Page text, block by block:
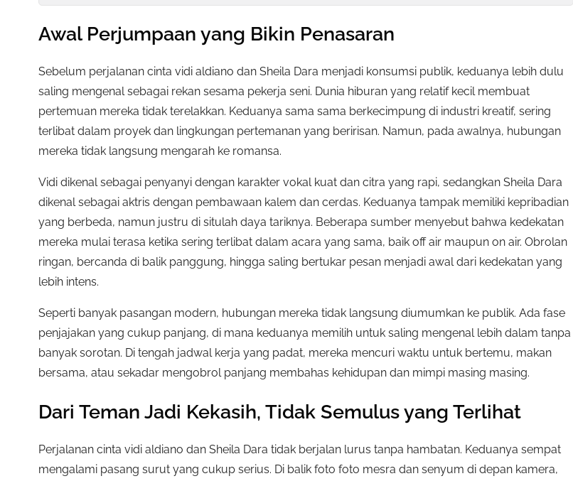
Awal Perjumpaan yang Bikin Penasaran
Sebelum perjalanan cinta vidi aldiano dan Sheila Dara menjadi konsumsi publik, keduanya lebih dulu
saling mengenal sebagai rekan sesama pekerja seni. Dunia hiburan yang relatif kecil membuat
pertemuan mereka tidak terelakkan. Keduanya sama sama berkecimpung di industri kreatif, sering
terlibat dalam proyek dan lingkungan pertemanan yang beririsan. Namun, pada awalnya, hubungan
mereka tidak langsung mengarah ke romansa.
Vidi dikenal sebagai penyanyi dengan karakter vokal kuat dan citra yang rapi, sedangkan Sheila Dara
dikenal sebagai aktris dengan pembawaan kalem dan cerdas. Keduanya tampak memiliki kepribadian
yang berbeda, namun justru di situlah daya tariknya. Beberapa sumber menyebut bahwa kedekatan
mereka mulai terasa ketika sering terlibat dalam acara yang sama, baik off air maupun on air. Obrolan
ringan, bercanda di balik panggung, hingga saling bertukar pesan menjadi awal dari kedekatan yang
lebih intens.
Seperti banyak pasangan modern, hubungan mereka tidak langsung diumumkan ke publik. Ada fase
penjajakan yang cukup panjang, di mana keduanya memilih untuk saling mengenal lebih dalam tanpa
banyak sorotan. Di tengah jadwal kerja yang padat, mereka mencuri waktu untuk bertemu, makan
bersama, atau sekadar mengobrol panjang membahas kehidupan dan mimpi masing masing.
Dari Teman Jadi Kekasih, Tidak Semulus yang Terlihat
Perjalanan cinta vidi aldiano dan Sheila Dara tidak berjalan lurus tanpa hambatan. Keduanya sempat
mengalami pasang surut yang cukup serius. Di balik foto foto mesra dan senyum di depan kamera,